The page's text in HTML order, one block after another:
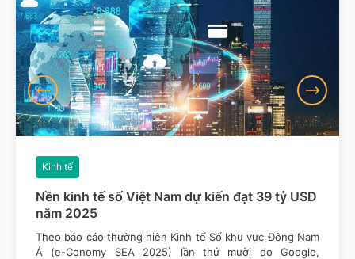
Nền kinh tế số Việt Nam dự kiến đạt 39 tỷ USD
năm 2025
Kinh tế
Theo báo cáo thường niên Kinh tế Số khu vực Đông Nam
Á (e-Conomy SEA 2025) lần thứ mười do Google,